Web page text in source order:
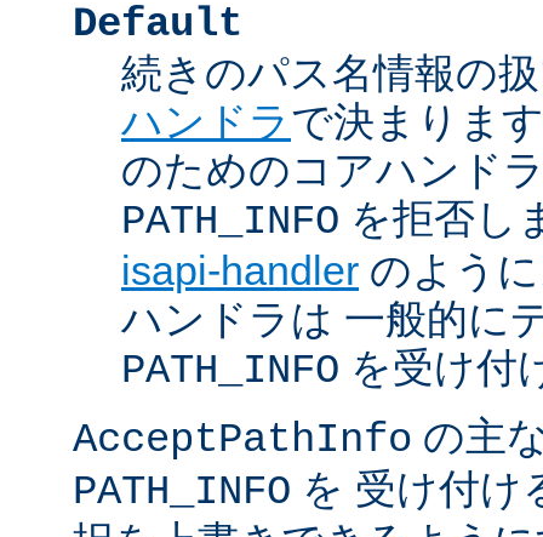
Default
続きのパス名情報の
ハンドラで決まりま
のためのコアハンド
PATH_INFO を拒否し
isapi-handler のよう
ハンドラは 一般的に
PATH_INFO を受け付
AcceptPathInfo の主
PATH_INFO を 受け付け